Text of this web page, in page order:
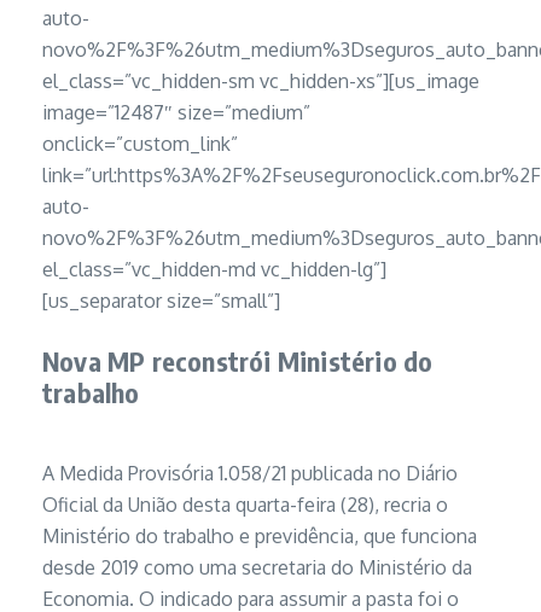
auto-
el_class=”vc_hidden-sm vc_hidden-xs”][us_image
image=”12487″ size=”medium”
onclick=”custom_link”
auto-
el_class=”vc_hidden-md vc_hidden-lg”]
[us_separator size=”small”]
Nova MP reconstrói Ministério do
trabalho
A Medida Provisória 1.058/21 publicada no Diário
Oficial da União desta quarta-feira (28), recria o
Ministério do trabalho e previdência, que funciona
desde 2019 como uma secretaria do Ministério da
Economia. O indicado para assumir a pasta foi o